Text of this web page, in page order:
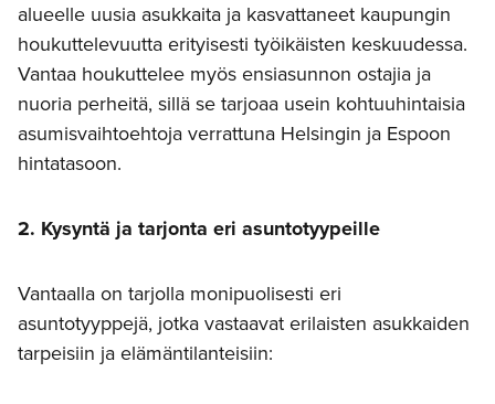
alueelle uusia asukkaita ja kasvattaneet kaupungin
houkuttelevuutta erityisesti työikäisten keskuudessa.
Vantaa houkuttelee myös ensiasunnon ostajia ja
nuoria perheitä, sillä se tarjoaa usein kohtuuhintaisia
asumisvaihtoehtoja verrattuna Helsingin ja Espoon
hintatasoon.
2. Kysyntä ja tarjonta eri asuntotyypeille
Vantaalla on tarjolla monipuolisesti eri
asuntotyyppejä, jotka vastaavat erilaisten asukkaiden
tarpeisiin ja elämäntilanteisiin: